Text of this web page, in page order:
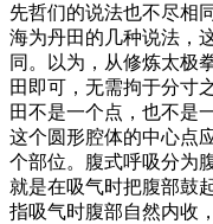
先哲们的说法也不尽相
海为丹田的几种说法，
同。以为，从修炼太极
田即可，无需拘于分寸
田不是一个点，也不是
这个圆形腔体的中心点
个部位。腹式呼吸分为
就是在吸气时把腹部鼓
指吸气时腹部自然内收